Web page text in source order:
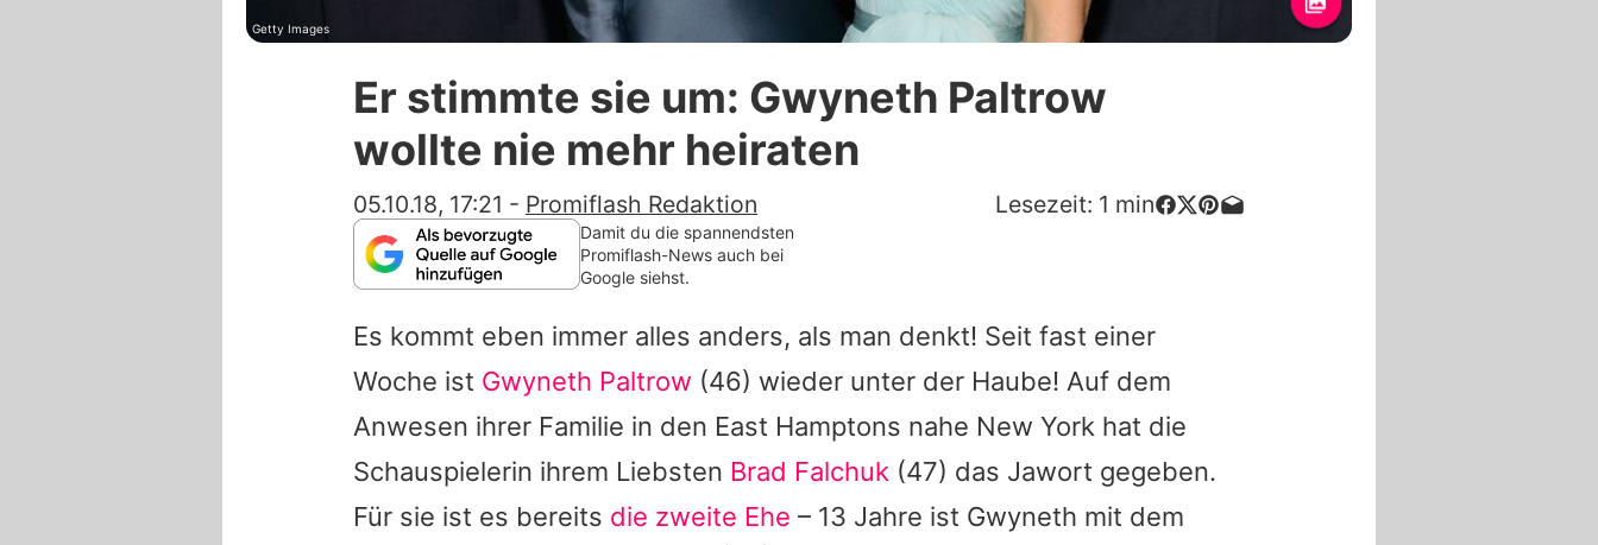
Datenschutzerklärung
Nutzungsbedingungen
Utiq verwalten
Getty Images
Er stimmte sie um: Gwyneth Paltrow
wollte nie mehr heiraten
05.10.18, 17:21 - Promiflash Redaktion Lesezeit: 1 min
Damit du die spannendsten
Promiflash-News auch bei
Google siehst.
Es kommt eben immer alles anders, als man denkt! Seit fast einer
Woche ist Gwyneth Paltrow (46) wieder unter der Haube! Auf dem
Anwesen ihrer Familie in den East Hamptons nahe New York hat die
Schauspielerin ihrem Liebsten Brad Falchuk (47) das Jawort gegeben.
Für sie ist es bereits die zweite Ehe – 13 Jahre ist Gwyneth mit dem